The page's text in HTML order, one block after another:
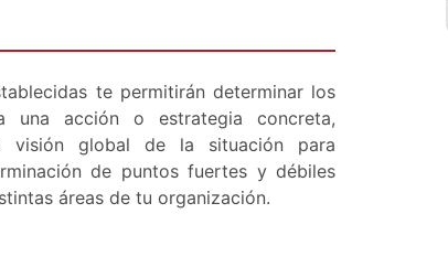
te permitirán determinar los
una acción o estrategia concreta,
visión global de la situación para
de puntos fuertes y débiles
áreas de tu organización.